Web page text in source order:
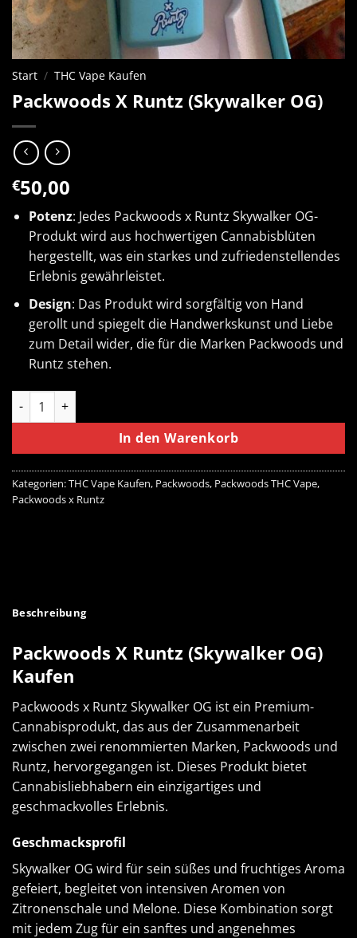
Start / THC Vape Kaufen
Packwoods X Runtz (Skywalker OG)
€50,00
Potenz: Jedes Packwoods x Runtz Skywalker OG-
Produkt wird aus hochwertigen Cannabisblüten
hergestellt, was ein starkes und zufriedenstellendes
Erlebnis gewährleistet.
Design: Das Produkt wird sorgfältig von Hand
gerollt und spiegelt die Handwerkskunst und Liebe
zum Detail wider, die für die Marken Packwoods und
Runtz stehen.
Packwoods X Runtz (Skywalker OG) Menge
In den Warenkorb
Kategorien:THC Vape Kaufen, Packwoods, Packwoods THC Vape,
Packwoods x Runtz
Beschreibung
Packwoods X Runtz (Skywalker OG)
Kaufen
Packwoods x Runtz Skywalker OG ist ein Premium-
Cannabisprodukt, das aus der Zusammenarbeit
zwischen zwei renommierten Marken, Packwoods und
Runtz, hervorgegangen ist. Dieses Produkt bietet
Cannabisliebhabern ein einzigartiges und
geschmackvolles Erlebnis.
Geschmacksprofil
Skywalker OG wird für sein süßes und fruchtiges Aroma
gefeiert, begleitet von intensiven Aromen von
Zitronenschale und Melone. Diese Kombination sorgt
mit jedem Zug für ein sanftes und angenehmes